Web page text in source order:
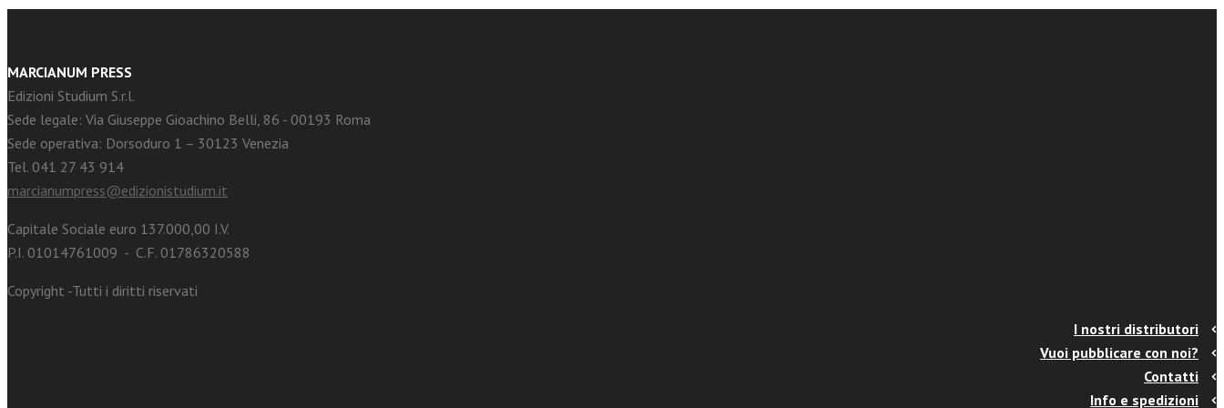
MARCIANUM PRESS
Edizioni Studium S.r.l.
Sede legale: Via Giuseppe Gioachino Belli, 86 - 00193 Roma
Sede operativa: Dorsoduro 1 – 30123 Venezia
Tel. 041 27 43 914
marcianumpress@edizionistudium.it
Capitale Sociale euro 137.000,00 I.V.
P.I. 01014761009 - C.F. 01786320588
Copyright -Tutti i diritti riservati
I nostri distributori
Vuoi pubblicare con noi?
Contatti
Info e spedizioni